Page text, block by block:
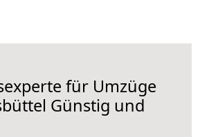
für Umzüge
Günstig und